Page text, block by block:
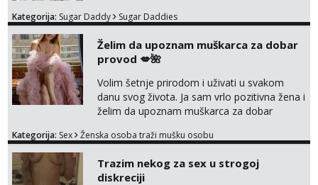
Kategorija: Sugar Daddy Sugar Daddies
Želim da upoznam muškarca za dobar
provod 💋🌺
Volim šetnje prirodom i uživati u svakom
danu svog života. Ja sam vrlo pozitivna žena i
želim da upoznam muškarca za dobar
na link ispod i nadji me tamo, cekam te!
Kategorija: Sex Ženska osoba traži mušku osobu
Trazim nekog za sex u strogoj
diskreciji